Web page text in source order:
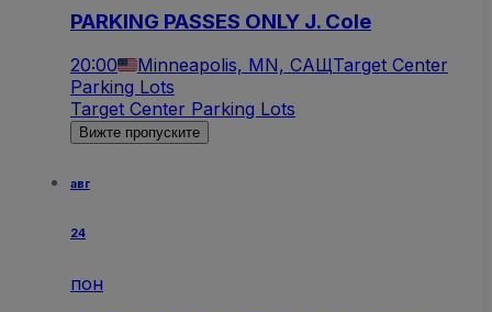
PARKING PASSES ONLY J. Cole
20:00 Minneapolis, MN, САЩTarget Center
Parking Lots
Target Center Parking Lots
Вижте пропуските
авг
24
пон